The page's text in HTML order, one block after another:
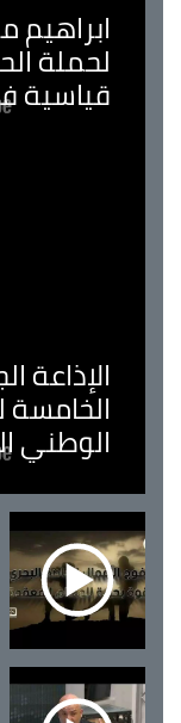
ابراهيم
لحملة
قياسية
الإذاعة
الخامسة
الوطني